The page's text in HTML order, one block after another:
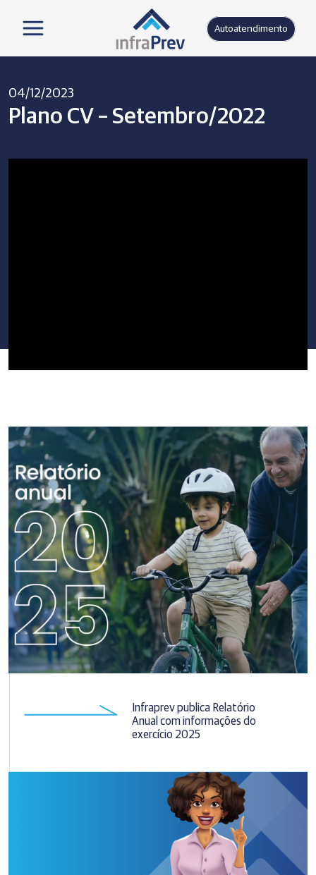
Autoatendimento
04/12/2023
Plano CV – Setembro/2022
Infraprev publica Relatório
Anual com informações do
exercício 2025